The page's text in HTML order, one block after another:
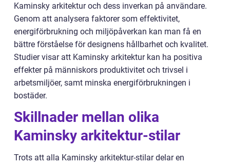
Kaminsky arkitektur och dess inverkan på användare.
Genom att analysera faktorer som effektivitet,
energiförbrukning och miljöpåverkan kan man få en
bättre förståelse för designens hållbarhet och kvalitet.
Studier visar att Kaminsky arkitektur kan ha positiva
effekter på människors produktivitet och trivsel i
arbetsmiljöer, samt minska energiförbrukningen i
bostäder.
Skillnader mellan olika
Kaminsky arkitektur-stilar
Trots att alla Kaminsky arkitektur-stilar delar en